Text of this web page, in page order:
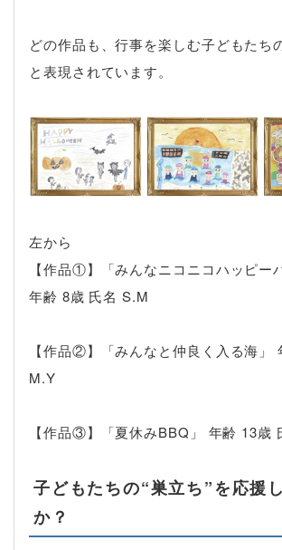
どの作品も、行事を楽しむ子どもたち
と表現されています。
左から
【作品①】「みんなニコニコハッピー
年齢 8歳 氏名 S.M
【作品②】「みんなと仲良く入る海」
M.Y
【作品③】「夏休みBBQ」 年齢 13歳
子どもたちの“巣立ち”を応援
か？